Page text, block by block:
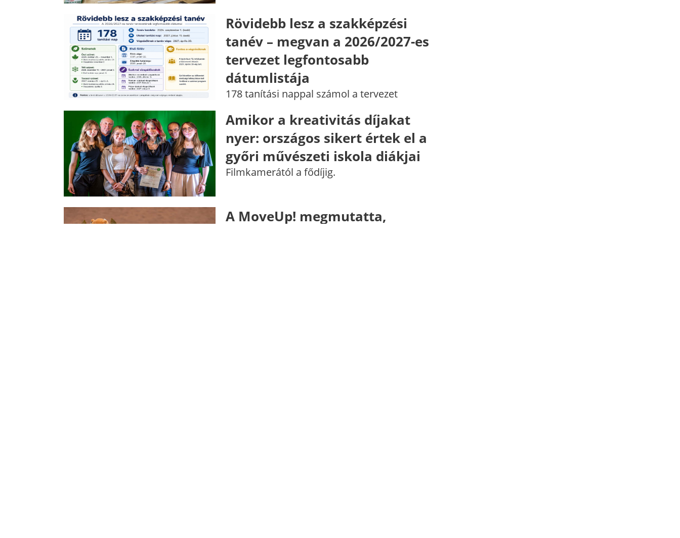
Rövidebb lesz a szakképzési
tanév – megvan a 2026/2027-es
tervezet legfontosabb
dátumlistája
178 tanítási nappal számol a tervezet
Amikor a kreativitás díjakat
nyer: országos sikert értek el a
győri művészeti iskola diákjai
Filmkamerától a fődíjig.
A MoveUp! megmutatta,